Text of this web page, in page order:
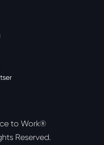
to Work®
Reserved.